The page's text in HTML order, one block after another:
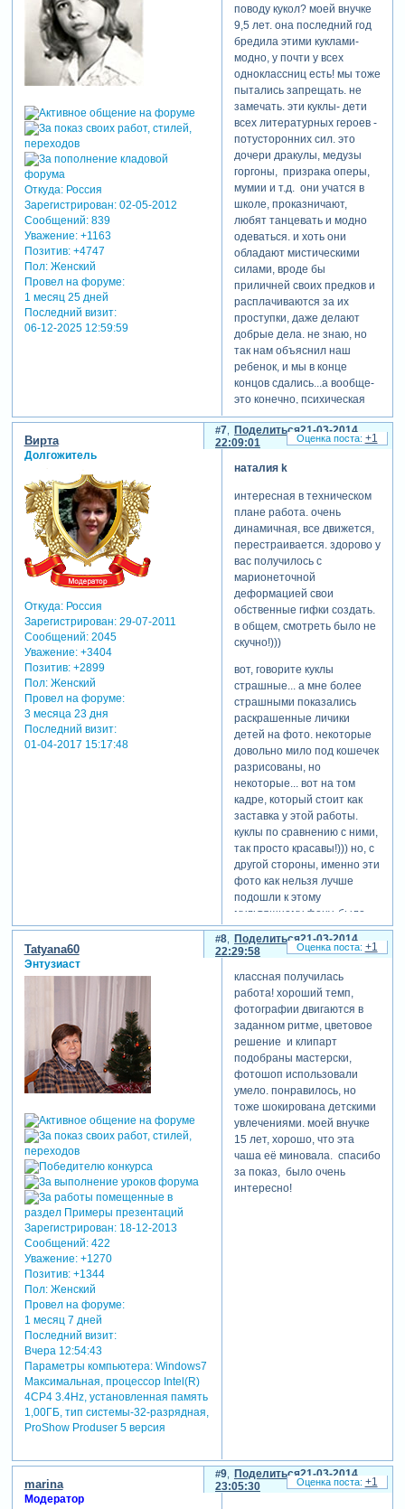
Откуда:Россия
Зарегистрирован: 02-05-2012
Сообщений:839
Уважение: +1163
Позитив: +4747
Пол:Женский
Провел на форуме:
1 месяц 25 дней
Последний визит:
06-12-2025 12:59:59
поводу кукол? моей внучке
9,5 лет. она последний год
бредила этими куклами-
модно, у почти у всех
одноклассниц есть! мы тоже
пытались запрещать. не
замечать. эти куклы- дети
всех литературных героев -
потусторонних сил. это
дочери дракулы, медузы
горгоны, призрака оперы,
мумии и т.д. они учатся в
школе, проказничают,
любят танцевать и модно
одеваться. и хоть они
обладают мистическими
силами, вроде бы
приличней своих предков и
расплачиваются за их
проступки, даже делают
добрые дела. не знаю, но
так нам объяснил наш
ребенок, и мы в конце
концов сдались...а вообще-
это конечно, психическая
атака на наших детей, все
идет с запада..но вы бы
знали, сколько еще стоят
эти куклы! каждая от 2000
дефиците! под новый год
мы просто не смогли их
купить. родители привезли
ей из италии, аж 3 штуки и
по цене в 3 раза дешевле.
но девочки, какая у них
брендовая обувь- это что-
то! сама бы от такой не
отказалась! прошу
прощения за флуд, но это
отредактировано galina
radosteva (21-03-2014
21:40:25)
Поделиться
7
21-03-2014
22:09:01
Вирта
Долгожитель
Откуда:Россия
Зарегистрирован: 29-07-2011
Сообщений:2045
Уважение: +3404
Позитив: +2899
Пол:Женский
Провел на форуме:
3 месяца 23 дня
Последний визит:
01-04-2017 15:17:48
наталия k
интересная в техническом
плане работа. очень
динамичная, все движется,
перестраивается. здорово у
вас получилось с
марионеточной
деформацией свои
обственные гифки создать.
в общем, смотреть было не
скучно!)))
вот, говорите куклы
страшные... а мне более
страшными показались
раскрашенные личики
детей на фото. некоторые
довольно мило под кошечек
разрисованы, но
некоторые... вот на том
кадре, который стоит как
заставка у этой работы.
куклы по сравнению с ними,
так просто красавы!))) но, с
другой стороны, именно эти
фото как нельзя лучше
подошли к этому
мультяшному фону. было
бы странно видеть в таком
проекте фото деток с
мячиками, кубиками,
букетиками.
а мнения родителей об
этом мультфильме очень
полярны. от "запретить!" до
"этот мультик учит дружить
и не бросать друга в беде".
а что касается кукол... мне
только одна из них очень
активно не понравилась, у
которой уж очень
реалистично
разлагающаяся плоть
нарисована. вот ее я бы
+1
Поделиться
8
21-03-2014
22:29:58
Tatyana60
Энтузиаст
Зарегистрирован: 18-12-2013
Сообщений:422
Уважение: +1270
Позитив: +1344
Пол:Женский
Провел на форуме:
1 месяц 7 дней
Последний визит:
Вчера 12:54:43
Параметры компьютера:Windows7
Максимальная, процессор Intel(R)
4CP4 3.4Hz, установленная память
1,00ГБ, тип системы-32-разрядная,
ProShow Produser 5 версия
классная получилась
работа! хороший темп,
фотографии двигаются в
заданном ритме, цветовое
решение и клипарт
подобраны мастерски,
фотошоп использовали
умело. понравилось, но
тоже шокирована детскими
увлечениями. моей внучке
15 лет, хорошо, что эта
чаша её миновала. спасибо
за показ, было очень
интересно!
+1
Поделиться
9
21-03-2014
23:05:30
marina
Модератор
+1